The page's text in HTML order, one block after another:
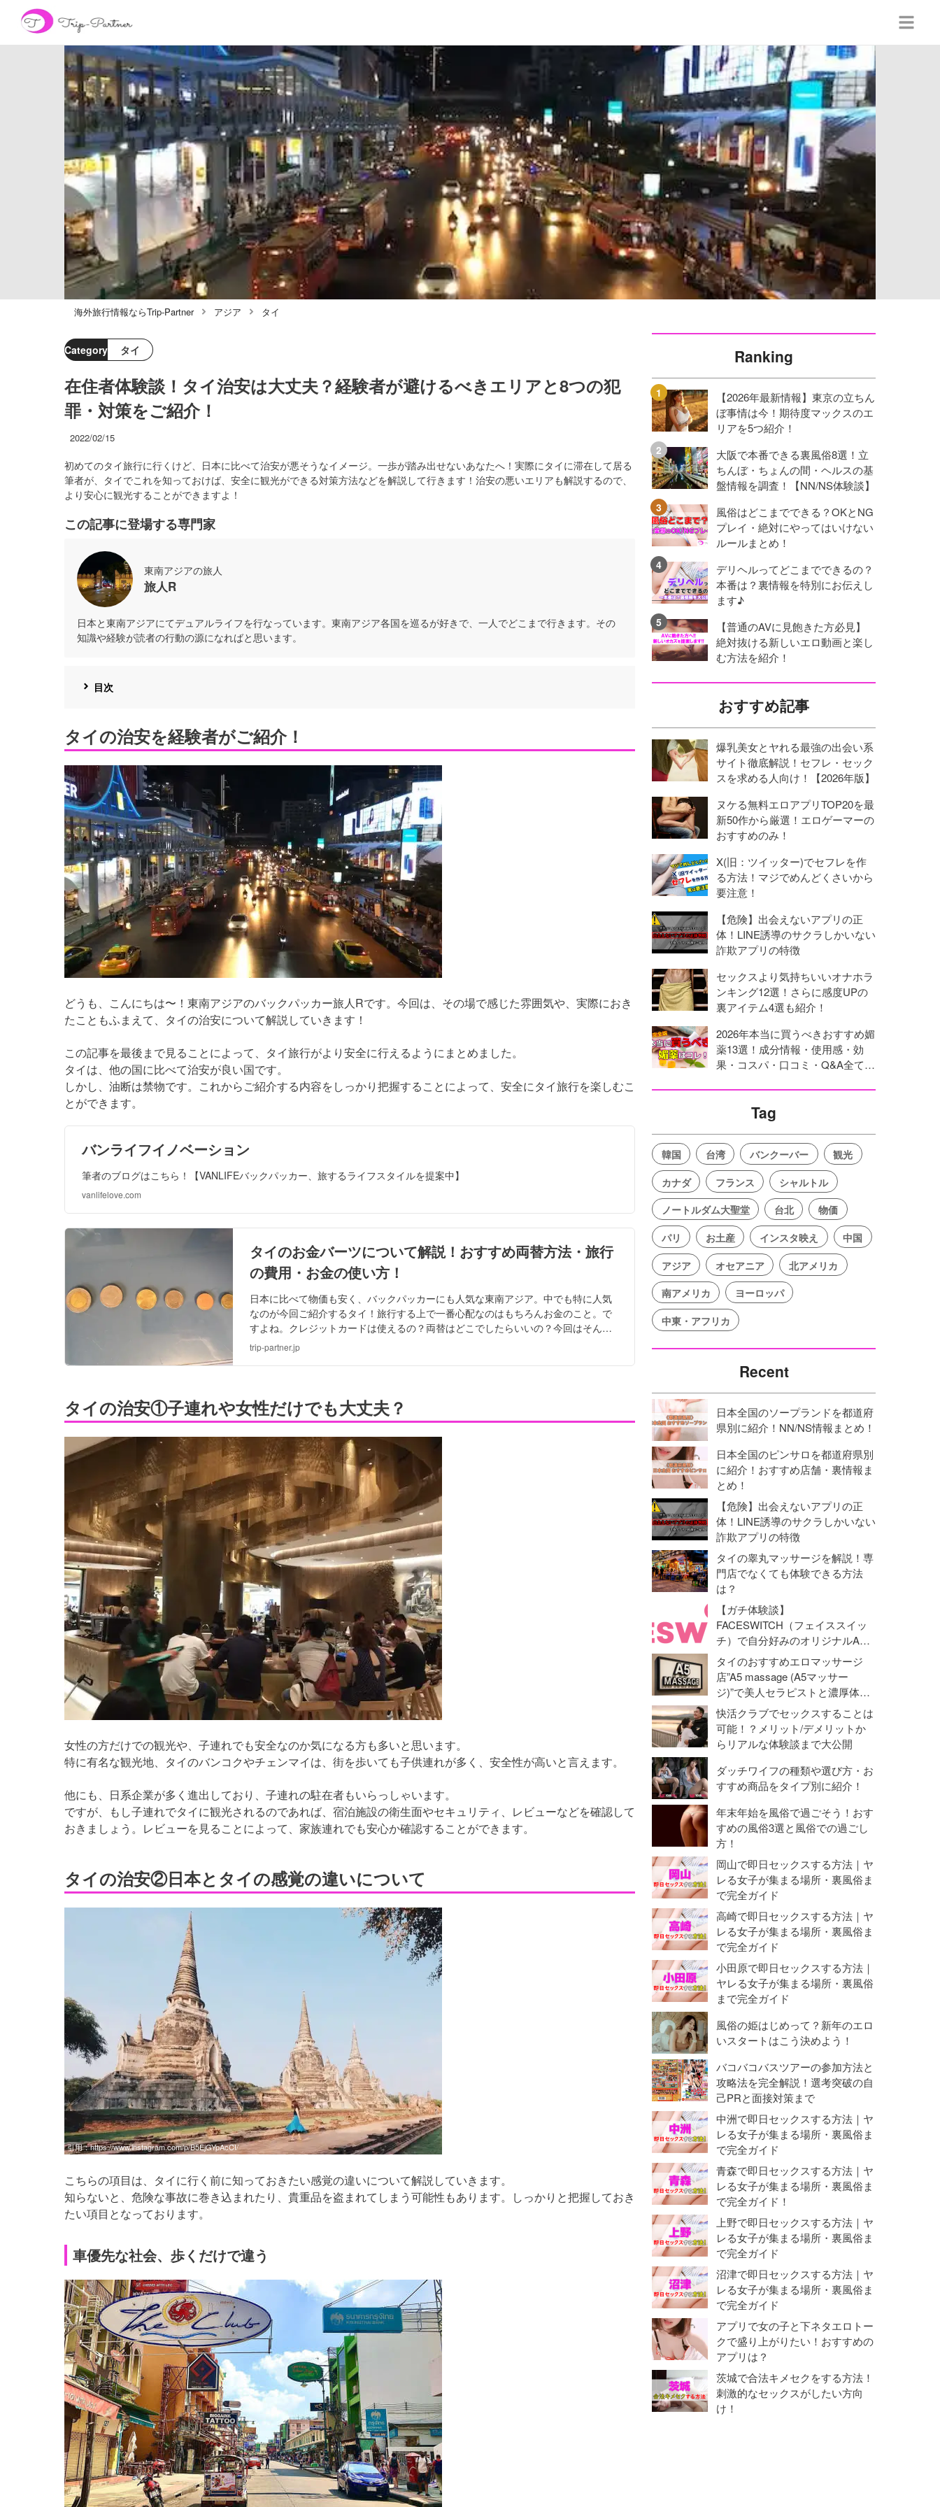
海外旅行情報ならTrip-Partner アジア タイ
Category タイ
在住者体験談！タイ治安は大丈夫？経験者が避けるべきエリアと8つの犯
罪・対策をご紹介！
2022/02/15
初めてのタイ旅行に行くけど、日本に比べて治安が悪そうなイメージ。一歩が踏み出せないあなたへ！実際にタイに滞在して居る
筆者が、タイでこれを知っておけば、安全に観光ができる対策方法などを解説して行きます！治安の悪いエリアも解説するので、
より安心に観光することができますよ！
この記事に登場する専門家
東南アジアの旅人
旅人R
日本と東南アジアにてデュアルライフを行なっています。東南アジア各国を巡るが好きで、一人でどこまで行きます。その
知識や経験が読者の行動の源になればと思います。
目次
タイの治安を経験者がご紹介！
どうも、こんにちは〜！東南アジアのバックパッカー旅人Rです。今回は、その場で感じた雰囲気や、実際におき
たこともふまえて、タイの治安について解説していきます！
この記事を最後まで見ることによって、タイ旅行がより安全に行えるようにまとめました。
タイは、他の国に比べて治安が良い国です。
しかし、油断は禁物です。これからご紹介する内容をしっかり把握することによって、安全にタイ旅行を楽しむこ
とができます。
バンライフイノベーション
筆者のブログはこちら！【VANLIFEバックパッカー、旅するライフスタイルを提案中】
vanlifelove.com
タイのお金バーツについて解説！おすすめ両替方法・旅行
の費用・お金の使い方！
日本に比べて物価も安く、バックパッカーにも人気な東南アジア。中でも特に人気
なのが今回ご紹介するタイ！旅行する上で一番心配なのはもちろんお金のこと。で
すよね。クレジットカードは使えるの？両替はどこでしたらいいの？今回はそんな
タイのお金事情をご紹介します。
trip-partner.jp
タイの治安①子連れや女性だけでも大丈夫？
女性の方だけでの観光や、子連れでも安全なのか気になる方も多いと思います。
特に有名な観光地、タイのバンコクやチェンマイは、街を歩いても子供連れが多く、安全性が高いと言えます。
他にも、日系企業が多く進出しており、子連れの駐在者もいらっしゃいます。
ですが、もし子連れでタイに観光されるのであれば、宿泊施設の衛生面やセキュリティ、レビューなどを確認して
おきましょう。レビューを見ることによって、家族連れでも安心か確認することができます。
タイの治安②日本とタイの感覚の違いについて
引用：https://www.instagram.com/p/B5EjGYpAcCI/
こちらの項目は、タイに行く前に知っておきたい感覚の違いについて解説していきます。
知らないと、危険な事故に巻き込まれたり、貴重品を盗まれてしまう可能性もあります。しっかりと把握しておき
たい項目となっております。
車優先な社会、歩くだけで違う
Ranking
【2026年最新情報】東京の立ちん
ぼ事情は今！期待度マックスのエ
リアを5つ紹介！
大阪で本番できる裏風俗8選！立
ちんぼ・ちょんの間・ヘルスの基
盤情報を調査！【NN/NS体験談】
風俗はどこまでできる？OKとNG
プレイ・絶対にやってはいけない
ルールまとめ！
デリヘルってどこまでできるの？
本番は？裏情報を特別にお伝えし
ます♪
【普通のAVに見飽きた方必見】
絶対抜ける新しいエロ動画と楽し
む方法を紹介！
おすすめ記事
爆乳美女とヤれる最強の出会い系
サイト徹底解説！セフレ・セック
スを求める人向け！【2026年版】
ヌケる無料エロアプリTOP20を最
新50作から厳選！エロゲーマーの
おすすめのみ！
X(旧：ツイッター)でセフレを作
る方法！マジでめんどくさいから
要注意！
【危険】出会えないアプリの正
体！LINE誘導のサクラしかいない
詐欺アプリの特徴
セックスより気持ちいいオナホラ
ンキング12選！さらに感度UPの
裏アイテム4選も紹介！
2026年本当に買うべきおすすめ媚
薬13選！成分情報・使用感・効
果・コスパ・口コミ・Q&A全てを
Tag
韓国 台湾 バンクーバー
観光
カナダ
フランス
シャルトル
ノートルダム大聖堂
台北
物価
パリ
お土産 インスタ映え
中国
アジア
オセアニア
北アメリカ
南アメリカ
ヨーロッパ
中東・アフリカ
Recent
日本全国のソープランドを都道府
県別に紹介！NN/NS情報まとめ！
日本全国のピンサロを都道府県別
に紹介！おすすめ店舗・裏情報ま
とめ！
【危険】出会えないアプリの正
体！LINE誘導のサクラしかいない
詐欺アプリの特徴
タイの睾丸マッサージを解説！専
門店でなくても体験できる方法
は？
【ガチ体験談】
FACESWITCH（フェイススイッ
チ）で自分好みのオリジナルAV
動画を作成！オナニーライフに革
命勃発！
タイのおすすめエロマッサージ
店”A5 massage (A5マッサー
ジ)”で美人セラピストと濃厚体験
【抜き・本番】
快活クラブでセックスすることは
可能！？メリット/デメリットか
らリアルな体験談まで大公開
ダッチワイフの種類や選び方・お
すすめ商品をタイプ別に紹介！
年末年始を風俗で過ごそう！おす
すめの風俗3選と風俗での過ごし
方！
岡山で即日セックスする方法｜ヤ
レる女子が集まる場所・裏風俗ま
で完全ガイド
高崎で即日セックスする方法｜ヤ
レる女子が集まる場所・裏風俗ま
で完全ガイド
小田原で即日セックスする方法｜
ヤレる女子が集まる場所・裏風俗
まで完全ガイド
風俗の姫はじめって？新年のエロ
いスタートはこう決めよう！
バコバコバスツアーの参加方法と
攻略法を完全解説！選考突破の自
己PRと面接対策まで
中洲で即日セックスする方法｜ヤ
レる女子が集まる場所・裏風俗ま
で完全ガイド
青森で即日セックスする方法｜ヤ
レる女子が集まる場所・裏風俗ま
で完全ガイド！
上野で即日セックスする方法｜ヤ
レる女子が集まる場所・裏風俗ま
で完全ガイド
沼津で即日セックスする方法｜ヤ
レる女子が集まる場所・裏風俗ま
で完全ガイド
アプリで女の子と下ネタエロトー
クで盛り上がりたい！おすすめの
アプリは？
茨城で合法キメセクをする方法！
刺激的なセックスがしたい方向
け！